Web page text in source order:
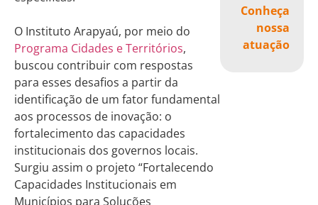
Conheça
nossa
atuação
O Instituto Arapyaú, por meio do
Programa Cidades e Territórios,
buscou contribuir com respostas
para esses desafios a partir da
identificação de um fator fundamental
aos processos de inovação: o
fortalecimento das capacidades
institucionais dos governos locais.
Surgiu assim o projeto “Fortalecendo
Capacidades Institucionais em
Municípios para Soluções